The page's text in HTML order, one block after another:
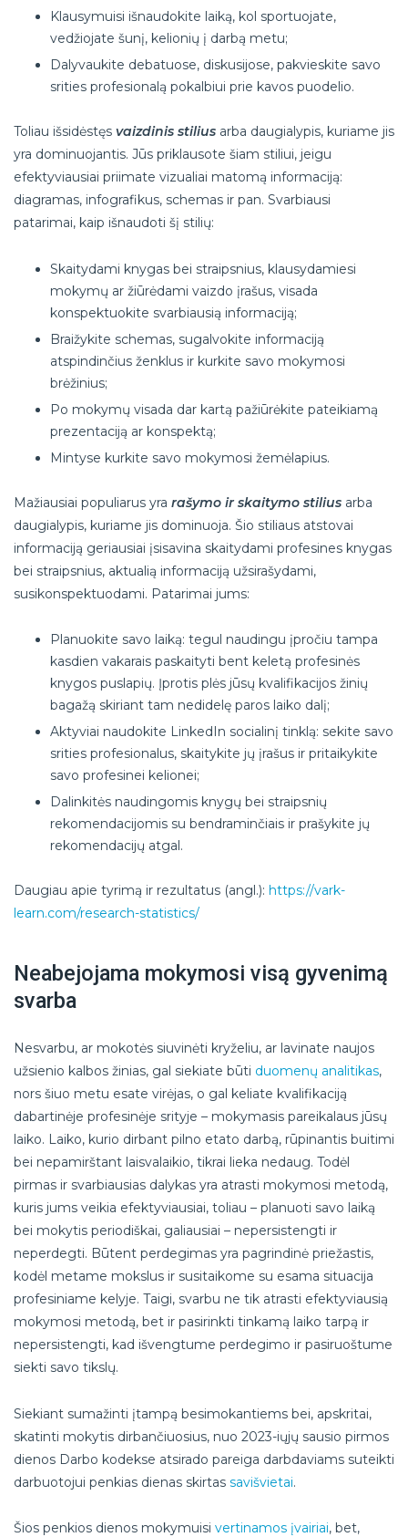
Klausymuisi išnaudokite laiką, kol sportuojate,
vedžiojate šunį, kelionių į darbą metu;
Dalyvaukite debatuose, diskusijose, pakvieskite savo
srities profesionalą pokalbiui prie kavos puodelio.
Toliau išsidėstęs vaizdinis stilius arba daugialypis, kuriame jis
yra dominuojantis. Jūs priklausote šiam stiliui, jeigu
efektyviausiai priimate vizualiai matomą informaciją:
diagramas, infografikus, schemas ir pan. Svarbiausi
patarimai, kaip išnaudoti šį stilių:
Skaitydami knygas bei straipsnius, klausydamiesi
mokymų ar žiūrėdami vaizdo įrašus, visada
konspektuokite svarbiausią informaciją;
Braižykite schemas, sugalvokite informaciją
atspindinčius ženklus ir kurkite savo mokymosi
brėžinius;
Po mokymų visada dar kartą pažiūrėkite pateikiamą
prezentaciją ar konspektą;
Mintyse kurkite savo mokymosi žemėlapius.
Mažiausiai populiarus yra rašymo ir skaitymo stilius arba
daugialypis, kuriame jis dominuoja. Šio stiliaus atstovai
informaciją geriausiai įsisavina skaitydami profesines knygas
bei straipsnius, aktualią informaciją užsirašydami,
susikonspektuodami. Patarimai jums:
Planuokite savo laiką: tegul naudingu įpročiu tampa
kasdien vakarais paskaityti bent keletą profesinės
knygos puslapių. Įprotis plės jūsų kvalifikacijos žinių
bagažą skiriant tam nedidelę paros laiko dalį;
Aktyviai naudokite LinkedIn socialinį tinklą: sekite savo
srities profesionalus, skaitykite jų įrašus ir pritaikykite
savo profesinei kelionei;
Dalinkitės naudingomis knygų bei straipsnių
rekomendacijomis su bendraminčiais ir prašykite jų
rekomendacijų atgal.
Daugiau apie tyrimą ir rezultatus (angl.): https://vark-
learn.com/research-statistics/
Neabejojama mokymosi visą gyvenimą
svarba
Nesvarbu, ar mokotės siuvinėti kryželiu, ar lavinate naujos
užsienio kalbos žinias, gal siekiate būti duomenų analitikas,
nors šiuo metu esate virėjas, o gal keliate kvalifikaciją
dabartinėje profesinėje srityje – mokymasis pareikalaus jūsų
laiko. Laiko, kurio dirbant pilno etato darbą, rūpinantis buitimi
bei nepamirštant laisvalaikio, tikrai lieka nedaug. Todėl
pirmas ir svarbiausias dalykas yra atrasti mokymosi metodą,
kuris jums veikia efektyviausiai, toliau – planuoti savo laiką
bei mokytis periodiškai, galiausiai – nepersistengti ir
neperdegti. Būtent perdegimas yra pagrindinė priežastis,
kodėl metame mokslus ir susitaikome su esama situacija
profesiniame kelyje. Taigi, svarbu ne tik atrasti efektyviausią
mokymosi metodą, bet ir pasirinkti tinkamą laiko tarpą ir
nepersistengti, kad išvengtume perdegimo ir pasiruoštume
siekti savo tikslų.
Siekiant sumažinti įtampą besimokantiems bei, apskritai,
skatinti mokytis dirbančiuosius, nuo 2023-iųjų sausio pirmos
dienos Darbo kodekse atsirado pareiga darbdaviams suteikti
darbuotojui penkias dienas skirtas savišvietai.
Šios penkios dienos mokymuisi vertinamos įvairiai, bet,